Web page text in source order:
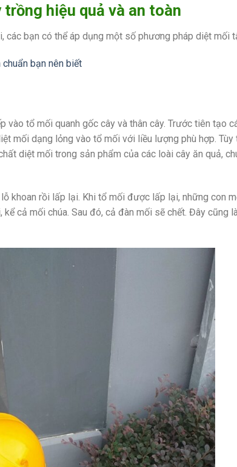
hiệu quả và an toàn
bạn có thể áp dụng một số phương pháp diệt mối
tổ mối quanh gốc cây và thân cây. Trước tiên tạo
mối dạng lỏng vào tổ mối với liều lượng phù hợp.
diệt mối trong sản phẩm của các loài cây ăn quả,
khoan rồi lấp lại. Khi tổ mối được lấp lại, những con
cả mối chúa. Sau đó, cả đàn mối sẽ chết. Đây cũng